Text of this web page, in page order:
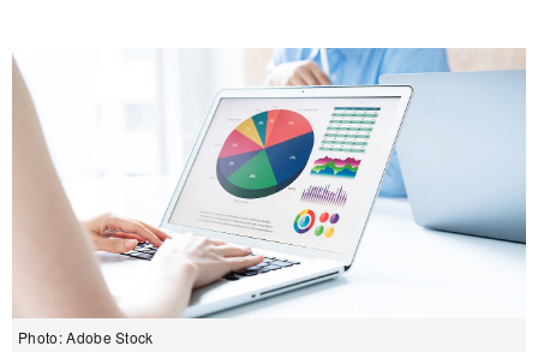
Photo: Adobe Stock